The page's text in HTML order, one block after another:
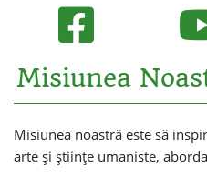
Misiunea
Misiunea noastră este să
arte și științe umaniste,